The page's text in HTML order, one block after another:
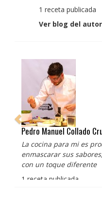
1 receta publicada
Ver blog del autor
Pedro Manuel Collado Cruz
La cocina para mi es
enmascarar sus
con un toque diferente
1 receta publicada